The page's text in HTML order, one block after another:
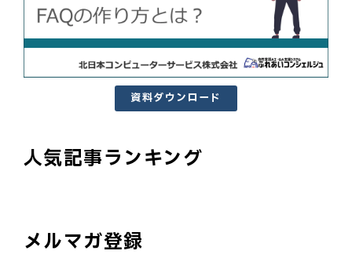
資料ダウンロード
人気記事ランキング
メルマガ登録